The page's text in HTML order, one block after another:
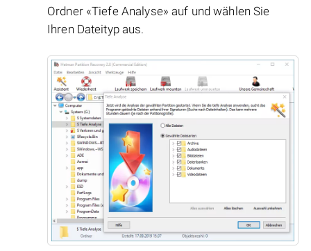
Ordner «Tiefe Analyse» auf und wählen Sie
Ihren Dateityp aus.